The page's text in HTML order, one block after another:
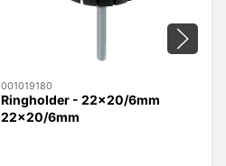
001019180
Ringholder - 22x20/6mm
22x20/6mm